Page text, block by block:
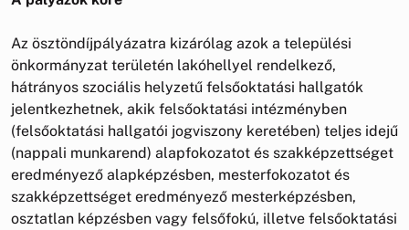
Az ösztöndíjpályázatra kizárólag azok a települési
önkormányzat területén lakóhellyel rendelkező,
hátrányos szociális helyzetű felsőoktatási hallgatók
jelentkezhetnek, akik felsőoktatási intézményben
(felsőoktatási hallgatói jogviszony keretében) teljes idejű
(nappali munkarend) alapfokozatot és szakképzettséget
eredményező alapképzésben, mesterfokozatot és
szakképzettséget eredményező mesterképzésben,
osztatlan képzésben vagy felsőfokú, illetve felsőoktatási